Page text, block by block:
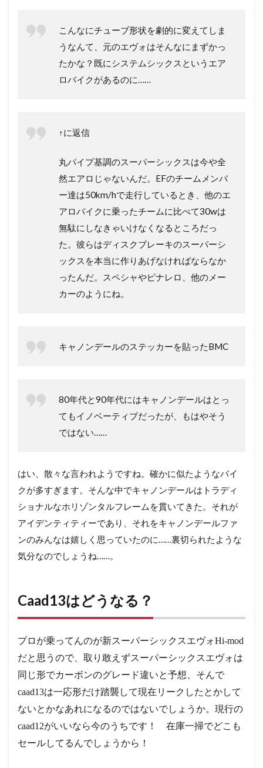
こんなにチューブ形状を劇的に変えてしま
うなんて、元のエヴォはそんなにまずかっ
たかな？既にシステムシックスというエア
ロバイクがあるのに……
↑に返信
丸パイプ基調のスーパーシックスは今や全
然エアロじゃないんだ。EFのチームメンバ
ー達は50km/hで走行しているとき、他のエ
アロバイクに乗ったチームに比べて30wは
無駄にしなきゃいけなくなるところだっ
た。彼らはディスクブレーキのスーパーシ
ックスを本当に作りあげなければならなか
ったんだ。スペシャやピナレロ、他のメー
カーのようにね。
キャノンデールのステッカーを貼ったBMC
80年代と90年代にはキャノンデールはとっ
てもイノベーティブだったが、もはやそう
ではない……
はい、散々な言われようですね。確かに似たようなバイ
クが多すぎます。そんな中でキャノンデールはトラディ
ショナルなホリゾンタルフレームを貫いてきた。それが
アイデンティティーであり、それをキャノンデールファ
ンのみんなは嬉しく思っていたのに……裏切られたような
気分なのでしょうね……。
Caad13はどうなる？
プロが乗ってんのが新スーパーシックスエヴォHi-mod
だと思うので、取り敢えずスーパーシックスエヴォは
同じ形でカーボンのグレード違いと予想、そんで
caad13は一応形だけ踏襲して現在リークしたとかして
ないとかなあれになるのではないでしょうか。現行の
caad12がいいなら今のうちです！ 在庫一掃でどこも
セールしてるんでしょうから！